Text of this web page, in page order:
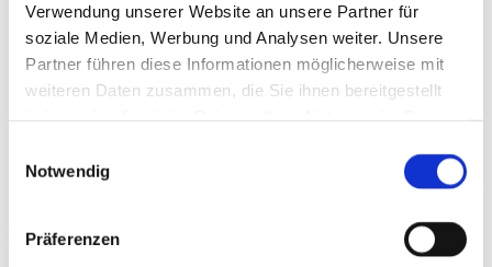
Verwendung unserer Website an unsere Partner für
soziale Medien, Werbung und Analysen weiter. Unsere
Partner führen diese Informationen möglicherweise mit
weiteren Daten zusammen, die Sie ihnen bereitgestellt
Notwendig
Präferenzen
Wearables